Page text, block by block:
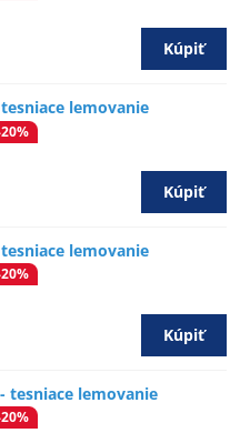
Kúpiť
lemovanie
Kúpiť
lemovanie
Kúpiť
tesniace lemovanie